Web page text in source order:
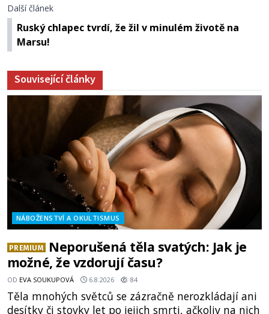
Další článek
Ruský chlapec tvrdí, že žil v minulém životě na
Marsu!
Související články
NÁBOŽENSTVÍ A OKULTISMUS
PREMIUM
Neporušená těla svatých: Jak je
možné, že vzdorují času?
OD EVA SOUKUPOVÁ 6.8.2026 84
Těla mnohých světců se zázračně nerozkládají ani
desítky či stovky let po jejich smrti, ačkoliv na nich